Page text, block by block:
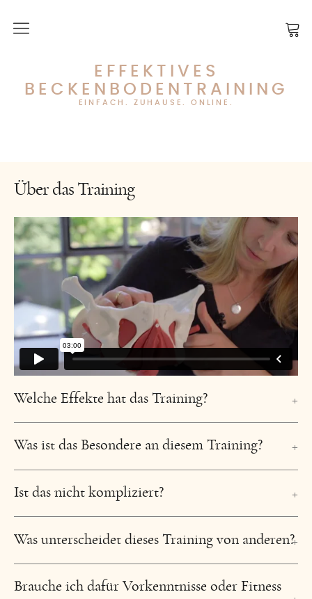
EFFEKTIVES
BECKENBODENTRAINING
EINFACH. ZUHAUSE. ONLINE.
Über das Training
Über mich
Mein Konto
Zugänge kaufen
Kontakt
Blog
Über das Training
Welche Effekte hat das Training?
Was ist das Besondere an diesem Training?
Ist das nicht kompliziert?
Was unterscheidet dieses Training von anderen?
Brauche ich dafür Vorkenntnisse oder Fitness